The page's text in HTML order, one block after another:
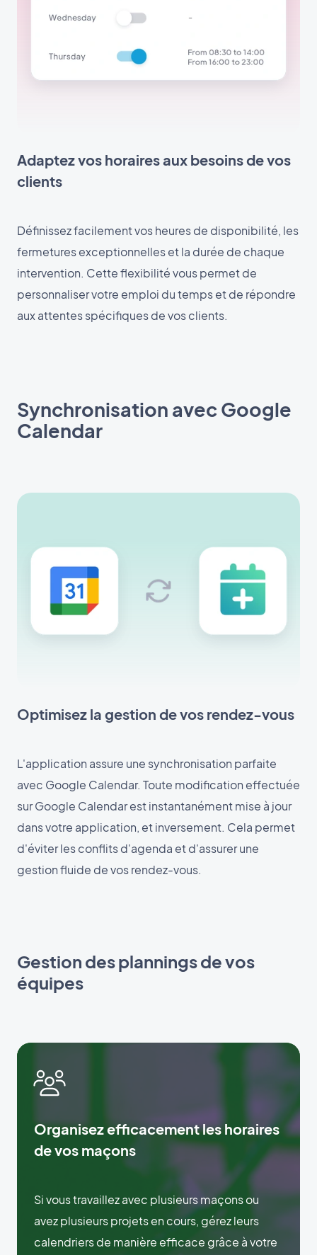
Adaptez vos horaires aux besoins de vos
clients
Définissez facilement vos heures de disponibilité, les
fermetures exceptionnelles et la durée de chaque
intervention. Cette flexibilité vous permet de
personnaliser votre emploi du temps et de répondre
aux attentes spécifiques de vos clients.
Synchronisation avec Google
Calendar
Optimisez la gestion de vos rendez-vous
L'application assure une synchronisation parfaite
avec Google Calendar. Toute modification effectuée
sur Google Calendar est instantanément mise à jour
dans votre application, et inversement. Cela permet
d'éviter les conflits d'agenda et d'assurer une
gestion fluide de vos rendez-vous.
Gestion des plannings de vos
équipes
Organisez efficacement les horaires
de vos maçons
Si vous travaillez avec plusieurs maçons ou
avez plusieurs projets en cours, gérez leurs
calendriers de manière efficace grâce à votre